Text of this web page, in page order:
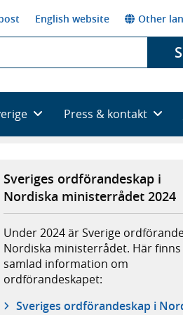
English website Other
Press & kontakt
Sveriges ordförandeskap i
Nordiska ministerrådet 2024
Under 2024 är Sverige
Nordiska ministerrådet. Här finns
samlad information om
ordförandeskapet:
Sveriges ordförandeskap i